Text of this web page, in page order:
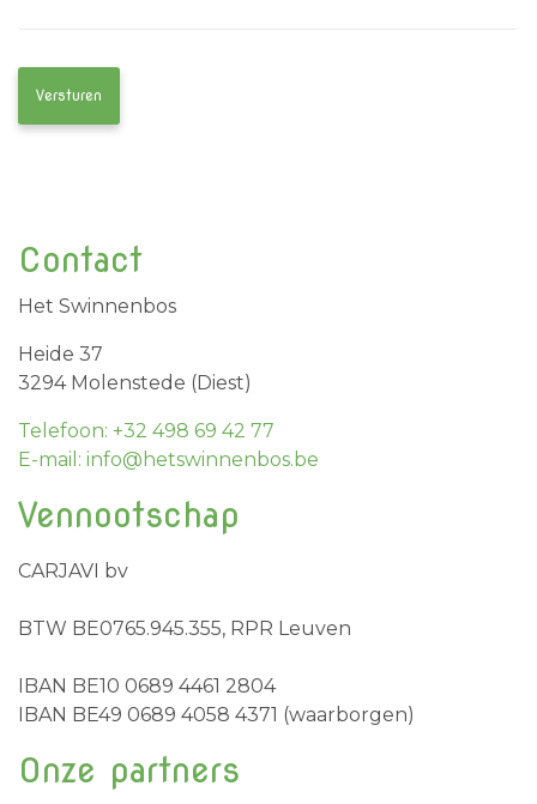
Contact
Het Swinnenbos
Heide 37
3294 Molenstede (Diest)
Telefoon: +32 498 69 42 77
E-mail: info@hetswinnenbos.be
Vennootschap
CARJAVI bv
BTW BE0765.945.355, RPR Leuven
IBAN BE10 0689 4461 2804
IBAN BE49 0689 4058 4371 (waarborgen)
Onze partners